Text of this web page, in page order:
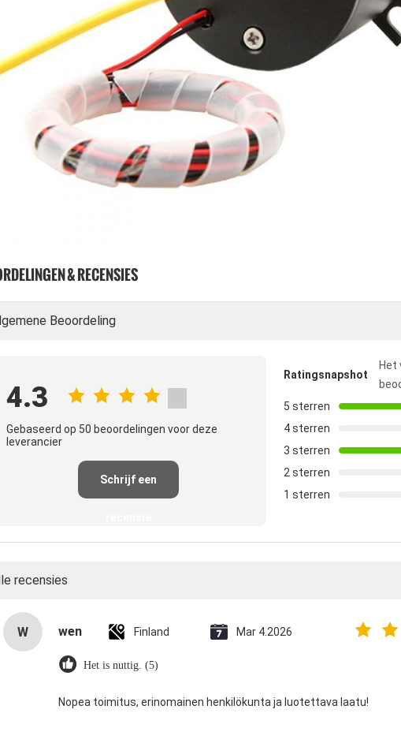
& RECENSIES
Beoordeling
4.3
Gebaseerd op 50 beoordelingen voor deze
leverancier
Schrijf een
Ratingsnapshot
Het
5 sterren
4 sterren
3 sterren
2 sterren
1 sterren
recensies
W wen Finland Mar 4.2026
Het is nuttig. (5)
Nopea toimitus, erinomainen henkilökunta ja luotettava laatu!